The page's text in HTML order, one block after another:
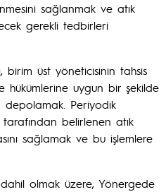
sağlanmak ve atık
gerekli tedbirleri
birim üst yöneticisinin tahsis
uygun bir şekilde
Periyodik
tarafından belirlenen atık
sağlamak ve bu işlemlere
olmak üzere, Yönergede